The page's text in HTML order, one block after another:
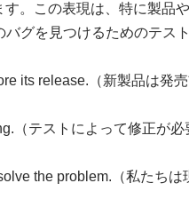
。この表現は、特に製品
グを見つけるためのテス
its release.（新製品は発
（テストによって修正が必
the problem.（私たちは